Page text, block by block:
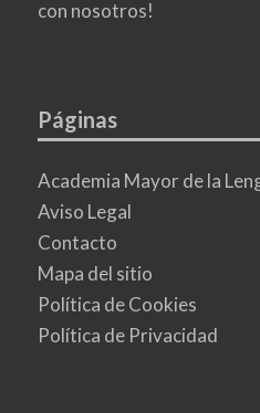
con nosotros!
Páginas
Academia Mayor de la
Aviso Legal
Contacto
Mapa del sitio
Política de Cookies
Política de Privacidad